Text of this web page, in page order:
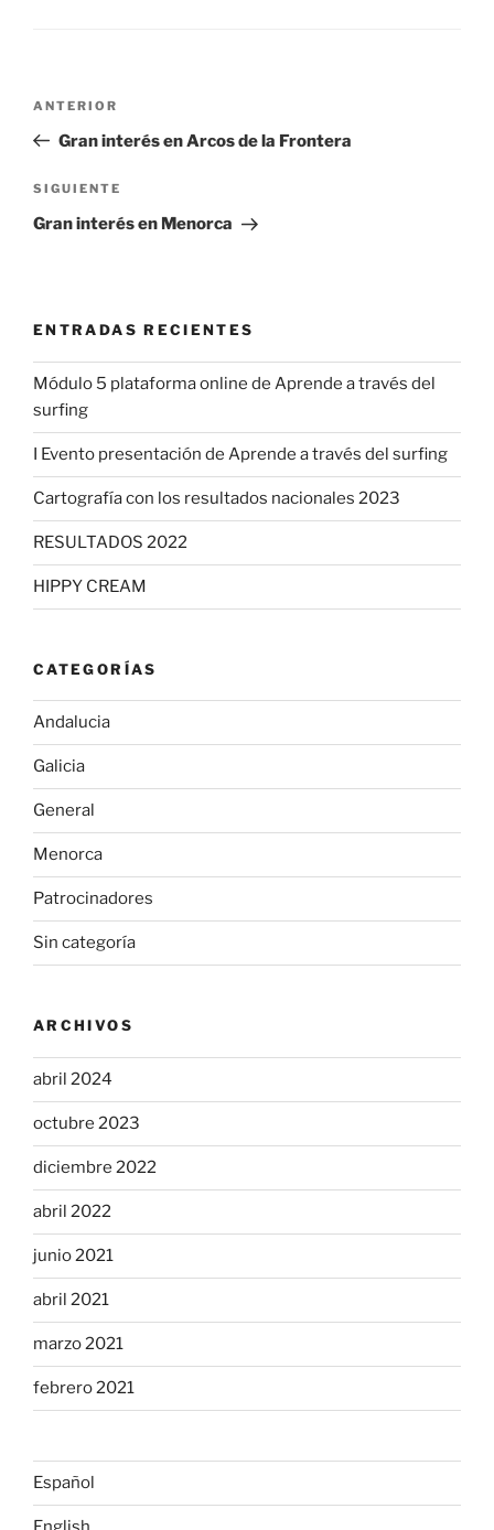
entradas
Entrada
anterior:
ANTERIOR
Gran interés en Arcos de la Frontera
Siguiente
entrada
SIGUIENTE
Gran interés en Menorca
ENTRADAS RECIENTES
Módulo 5 plataforma online de Aprende a través del
surfing
I Evento presentación de Aprende a través del surfing
Cartografía con los resultados nacionales 2023
RESULTADOS 2022
HIPPY CREAM
CATEGORÍAS
Andalucia
Galicia
General
Menorca
Patrocinadores
Sin categoría
ARCHIVOS
abril 2024
octubre 2023
diciembre 2022
abril 2022
junio 2021
abril 2021
marzo 2021
febrero 2021
Español